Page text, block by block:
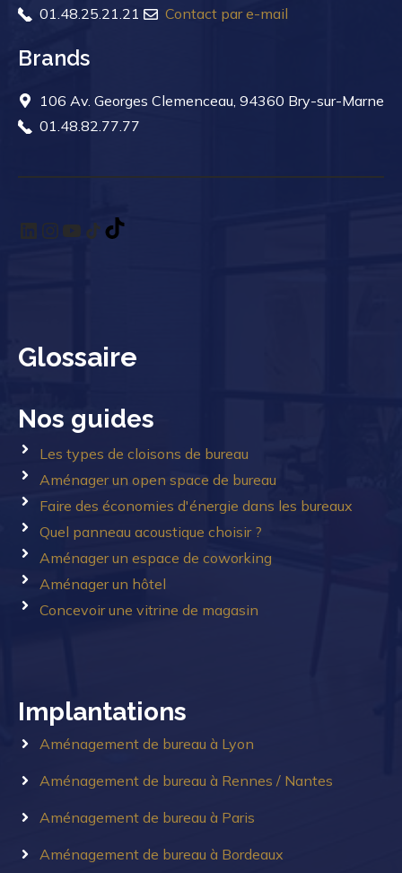
01.48.25.21.21
Contact par e-mail
Brands
106 Av. Georges Clemenceau, 94360 Bry-sur-Marne
01.48.82.77.77
LinkedIn
Instagram
YouTube
TikTok
Glossaire
Nos guides
Les types de cloisons de bureau
Aménager un open space de bureau
Faire des économies d'énergie dans les bureaux
Quel panneau acoustique choisir ?
Aménager un espace de coworking
Aménager un hôtel
Concevoir une vitrine de magasin
Implantations
Aménagement de bureau à Lyon
Aménagement de bureau à Rennes / Nantes
Aménagement de bureau à Paris
Aménagement de bureau à Bordeaux